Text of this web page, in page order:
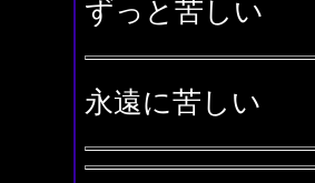
ずっと苦しい
永遠に苦しい